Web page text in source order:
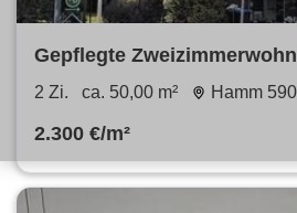
Gepflegte
Balkon
2 Zi. ca. 50,00 m² Hamm
2.300 €/m²